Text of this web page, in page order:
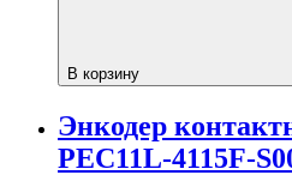
В корзину
Энкодер
PEC11L-4115F-